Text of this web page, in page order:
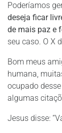
Poderíamos
deseja ficar
de mais paz e
seu caso. O X
Bom meus
humana,
ocupado
algumas
Jesus disse: